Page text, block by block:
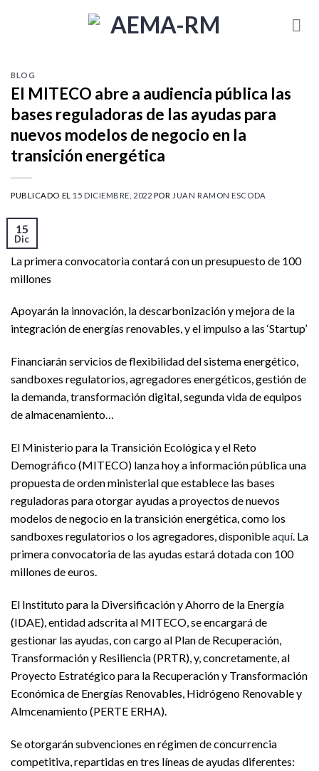
BLOG
El MITECO abre a audiencia pública las
bases reguladoras de las ayudas para
nuevos modelos de negocio en la
transición energética
PUBLICADO EL 15 DICIEMBRE, 2022 POR JUAN RAMON ESCODA
15
Dic
La primera convocatoria contará con un presupuesto de 100
millones
Apoyarán la innovación, la descarbonización y mejora de la
integración de energías renovables, y el impulso a las ‘Startup’
Financiarán servicios de flexibilidad del sistema energético,
sandboxes regulatorios, agregadores energéticos, gestión de
la demanda, transformación digital, segunda vida de equipos
de almacenamiento…
El Ministerio para la Transición Ecológica y el Reto
Demográfico (MITECO) lanza hoy a información pública una
propuesta de orden ministerial que establece las bases
reguladoras para otorgar ayudas a proyectos de nuevos
modelos de negocio en la transición energética, como los
sandboxes regulatorios o los agregadores, disponibleaquí. La
primera convocatoria de las ayudas estará dotada con 100
millones de euros.
El Instituto para la Diversificación y Ahorro de la Energía
(IDAE), entidad adscrita al MITECO, se encargará de
gestionar las ayudas, con cargo al Plan de Recuperación,
Transformación y Resiliencia (PRTR), y, concretamente, al
Proyecto Estratégico para la Recuperación y Transformación
Económica de Energías Renovables, Hidrógeno Renovable y
Almcenamiento (PERTE ERHA).
Se otorgarán subvenciones en régimen de concurrencia
competitiva, repartidas en tres líneas de ayudas diferentes: